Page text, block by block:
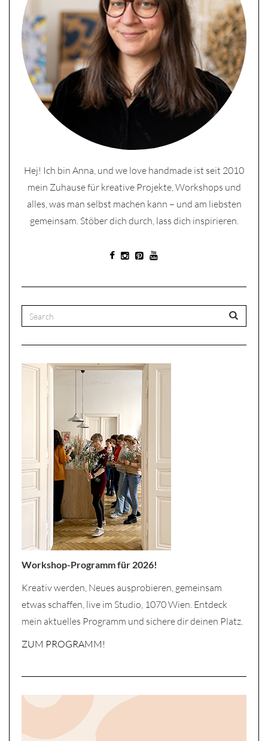
Hej! Ich bin Anna, und we love handmade ist seit 2010
mein Zuhause für kreative Projekte, Workshops und
alles, was man selbst machen kann – und am liebsten
gemeinsam. Stöber dich durch, lass dich inspirieren.
Workshop-Programm für 2026!
Kreativ werden, Neues ausprobieren, gemeinsam
etwas schaffen, live im Studio, 1070 Wien. Entdeck
mein aktuelles Programm und sichere dir deinen Platz.
ZUM PROGRAMM!